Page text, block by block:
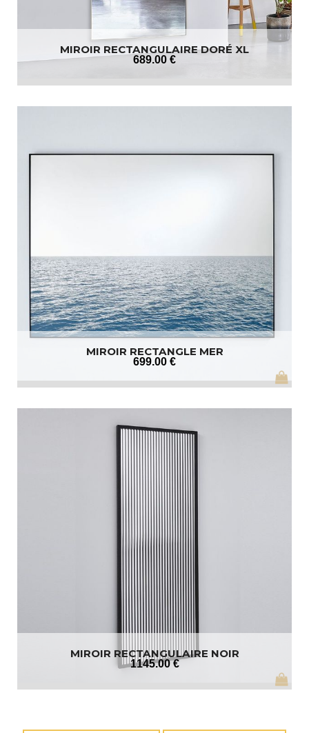
MIROIR RECTANGULAIRE DORÉ XL
689.00 €
MIROIR RECTANGLE MER
699.00 €
MIROIR RECTANGULAIRE NOIR
1145.00 €